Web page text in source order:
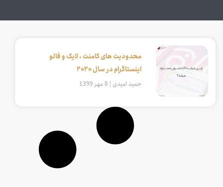
محدودیت های کامنت ، لایک و فالو
اینستاگرام در سال 2020
حمید امیدی